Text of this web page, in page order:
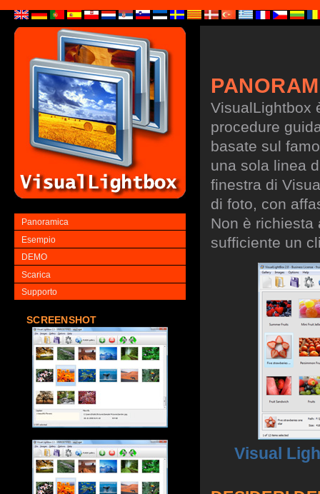
Panoramica
Esempio
DEMO
Scarica
Supporto
SCREENSHOT
VisualLightbox
procedure
basate sul
una sola linea
finestra di
di foto, con
Non è richiesta
sufficiente un
Visual